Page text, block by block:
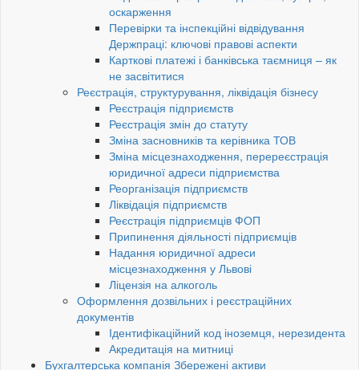
оскарження
Перевірки та інспекційні відвідування
Держпраці: ключові правові аспекти
Карткові платежі і банківська таємниця – як
не засвітитися
Реєстрація, структурування, ліквідація бізнесу
Реєстрація підприємств
Реєстрація змін до статуту
Зміна засновників та керівника ТОВ
Зміна місцезнаходження, перереєстрація
юридичної адреси підприємства
Реорганізація підприємств
Ліквідація підприємств
Реєстрація підприємців ФОП
Припинення діяльності підприємців
Надання юридичної адреси
місцезнаходження у Львові
Ліцензія на алкоголь
Оформлення дозвільних і реєстраційних
документів
Ідентифікаційний код іноземця, нерезидента
Акредитація на митниці
Бухгалтерська компанія Збережені активи